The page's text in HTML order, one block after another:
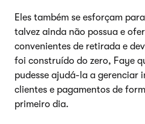
Eles também se esforçam
talvez ainda não possua e
convenientes de retirada e
foi construído do zero, Faye
pudesse ajudá-la a gerenciar
clientes e pagamentos de
primeiro dia.